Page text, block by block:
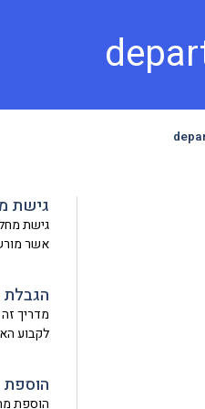
גישת
גישת
אשר
מדריך
לקבוע
הוספת